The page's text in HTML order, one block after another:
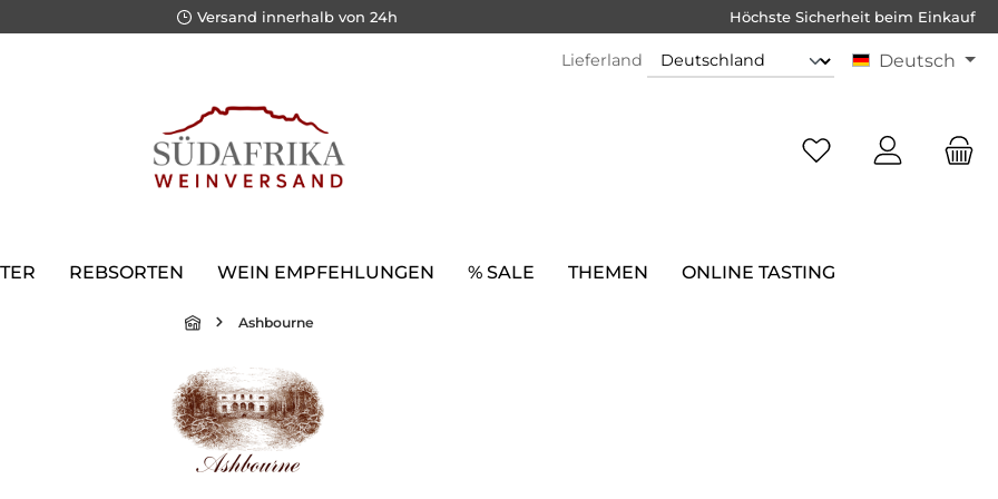
Versand innerhalb von 24h Höchste Sicherheit beim Einkauf
Lieferland Deutsch
REBSORTEN WEIN EMPFEHLUNGEN % SALE THEMEN ONLINE TASTING
Ashbourne